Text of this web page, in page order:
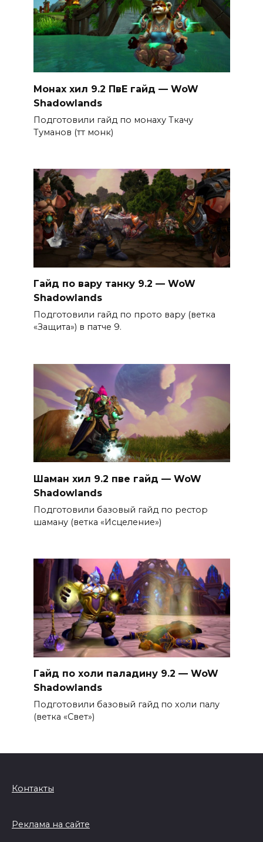
Монах хил 9.2 ПвЕ гайд — WoW
Shadowlands
Подготовили гайд по монаху Ткачу
Туманов (тт монк)
Гайд по вару танку 9.2 — WoW
Shadowlands
Подготовили гайд по прото вару (ветка
«Защита») в патче 9.
Шаман хил 9.2 пве гайд — WoW
Shadowlands
Подготовили базовый гайд по рестор
шаману (ветка «Исцеление»)
Гайд по холи паладину 9.2 — WoW
Shadowlands
Подготовили базовый гайд по холи палу
(ветка «Свет»)
Контакты
Реклама на сайте